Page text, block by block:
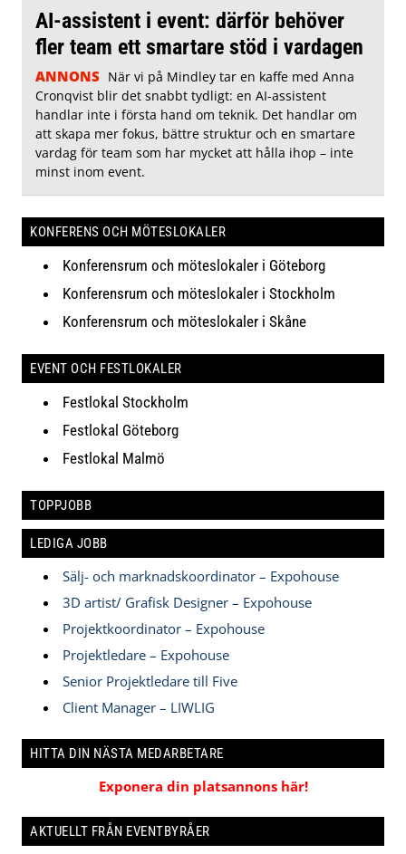
AI-assistent i event: därför behöver
fler team ett smartare stöd i vardagen
ANNONS När vi på Mindley tar en kaffe med Anna
Cronqvist blir det snabbt tydligt: en AI-assistent
handlar inte i första hand om teknik. Det handlar om
att skapa mer fokus, bättre struktur och en smartare
vardag för team som har mycket att hålla ihop – inte
minst inom event.
KONFERENS OCH MÖTESLOKALER
Konferensrum och möteslokaler i Göteborg
Konferensrum och möteslokaler i Stockholm
Konferensrum och möteslokaler i Skåne
EVENT OCH FESTLOKALER
Festlokal Stockholm
Festlokal Göteborg
Festlokal Malmö
TOPPJOBB
LEDIGA JOBB
Sälj- och marknadskoordinator – Expohouse
3D artist/ Grafisk Designer – Expohouse
Projektkoordinator – Expohouse
Projektledare – Expohouse
Senior Projektledare till Five
Client Manager – LIWLIG
HITTA DIN NÄSTA MEDARBETARE
Exponera din platsannons här!
AKTUELLT FRÅN EVENTBYRÅER